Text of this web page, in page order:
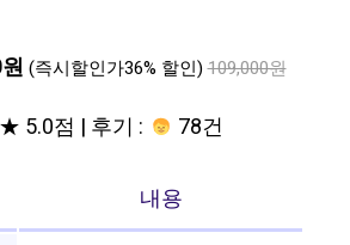
(즉시할인가36% 할인) 109,000원
5.0점 | 후기 : 78건
내용